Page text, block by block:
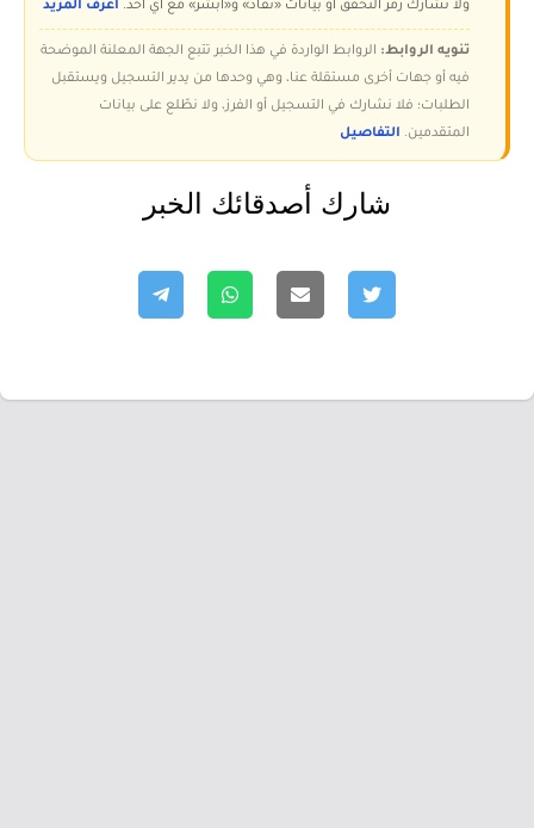
ولا تُشارك رمز التحقق أو بيانات «نفاذ» و«أبشر» مع أي أحد. اعرف المزيد
تنويه الروابط: الروابط الواردة في هذا الخبر تتبع الجهة المعلنة الموضحة
فيه أو جهات أخرى مستقلة عنا، وهي وحدها من يدير التسجيل ويستقبل
الطلبات؛ فلا نشارك في التسجيل أو الفرز، ولا نطّلع على بيانات
المتقدمين. التفاصيل
شارك أصدقائك الخبر